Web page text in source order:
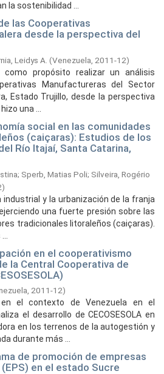
la sostenibilidad ...
las Cooperativas
desde la perspectiva del
Leidys A. (Venezuela, 2011-12)
como propósito realizar un análisis
Manufactureras del Sector
Estado Trujillo, desde la perspectiva
una ...
social en las comunidades
(caiçaras): Estudios de los
Río Itajaí, Santa Catarina,
; Sperb, Matias Poli; Silveira, Rogério
)
industrial y la urbanización de la franja
una fuerte presión sobre las
tradicionales litoraleños (caiçaras).
en el cooperativismo
la Central Cooperativa de
2011-12)
el contexto de Venezuela en el
el desarrollo de CECOSESOLA en
en los terrenos de la autogestión y
durante más ...
de promoción de empresas
en el estado Sucre